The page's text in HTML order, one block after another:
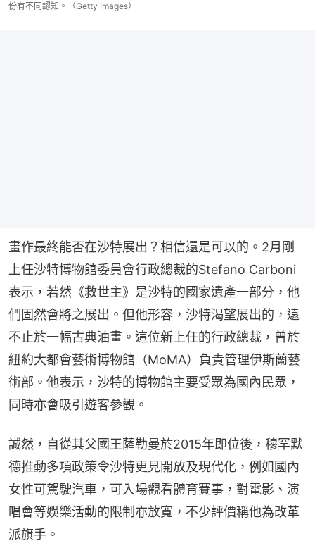
份有不同認知。（Getty Images）
畫作最終能否在沙特展出？相信還是可以的。2月剛
上任沙特博物館委員會行政總裁的Stefano Carboni
表示，若然《救世主》是沙特的國家遺產一部分，他
們固然會將之展出。但他形容，沙特渴望展出的，遠
不止於一幅古典油畫。這位新上任的行政總裁，曾於
紐約大都會藝術博物館（MoMA）負責管理伊斯蘭藝
術部。他表示，沙特的博物館主要受眾為國內民眾，
同時亦會吸引遊客參觀。
誠然，自從其父國王薩勒曼於2015年即位後，穆罕默
德推動多項政策令沙特更見開放及現代化，例如國內
女性可駕駛汽車，可入場觀看體育賽事，對電影、演
唱會等娛樂活動的限制亦放寬，不少評價稱他為改革
派旗手。